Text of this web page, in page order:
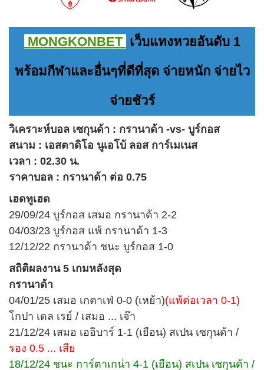
MONGKONBET เว็บแทงหวยอันดับ 1
พร้อมกีฬาและอื่นๆที่ดีที่สุด จ่ายหนัก จ่ายไว
จ่ายชัวร์
วิเคราะห์บอล เซกุนด้า : กรานาด้า -vs- บูร์กอส
สนาม : เอสตาดิโอ นูเอโบ้ ลอส การ์เมเนส
เวลา : 02.30 น.
ราคาบอล : กรานาด้า ต่อ 0.75
เฮดทูเฮด
29/09/24 บูร์กอส เสมอ กรานาด้า 2-2
04/03/23 บูร์กอส แพ้ กรานาด้า 1-3
12/12/22 กรานาด้า ชนะ บูร์กอส 1-0
สถิติผลงาน 5 เกมหลังสุด
กรานาด้า
04/01/25 เสมอ เกตาเฟ่ 0-0 (เหย้า)(แพ้ต่อเวลา 0-1)
โกปา เดล เรย์ / เสมอ ... เจ๊า
21/12/24 เสมอ เออิบาร์ 1-1 (เยือน) สเปน เซกุนด้า /
รอง 0.5 ... เสีย
18/12/24 ชนะ การ์ตาเกน่า 4-1 (เยือน) สเปน เซกุนด้า /